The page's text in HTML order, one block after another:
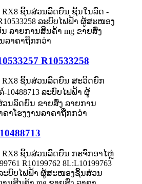
R10533258